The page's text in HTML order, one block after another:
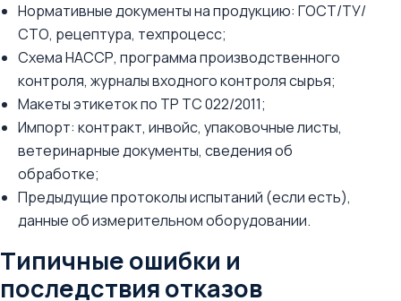
Нормативные документы на продукцию: ГОСТ/ТУ/
СТО, рецептура, техпроцесс;
Схема НАССР, программа производственного
контроля, журналы входного контроля сырья;
Макеты этикеток по ТР ТС 022/2011;
Импорт: контракт, инвойс, упаковочные листы,
ветеринарные документы, сведения об
обработке;
Предыдущие протоколы испытаний (если есть),
данные об измерительном оборудовании.
Типичные ошибки и
последствия отказов